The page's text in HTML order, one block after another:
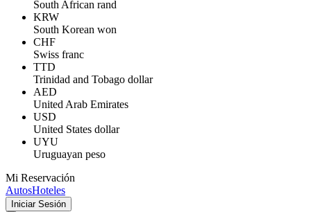
South African rand
KRW
South Korean won
CHF
Swiss franc
TTD
Trinidad and Tobago dollar
AED
United Arab Emirates
USD
United States dollar
UYU
Uruguayan peso
Mi Reservación
AutosHoteles
Iniciar Sesión